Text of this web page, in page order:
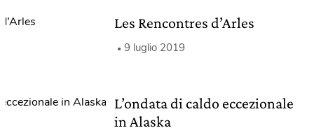
Les Rencontres d’Arles
9 luglio 2019
L’ondata di caldo eccezionale
in Alaska